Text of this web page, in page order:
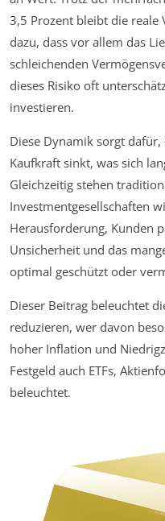
3,5 Prozent bleibt die reale
dazu, dass vor allem das
schleichenden
dieses Risiko oft
investieren.
Diese Dynamik sorgt
Kaufkraft sinkt, was sich
Gleichzeitig stehen
Investmentgesellschaften
Herausforderung, Kunden
Unsicherheit und das
optimal geschützt oder
Dieser Beitrag beleuchtet
reduzieren, wer davon
hoher Inflation und
Festgeld auch ETFs,
beleuchtet.